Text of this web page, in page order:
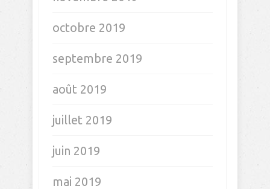
octobre 2019
septembre 2019
août 2019
juillet 2019
juin 2019
mai 2019